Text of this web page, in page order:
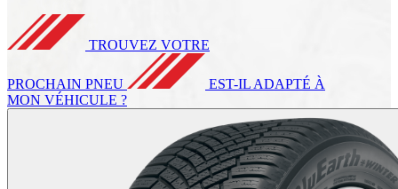
TROUVEZ VOTRE
PROCHAIN PNEU
EST-IL ADAPTÉ À
MON VÉHICULE ?